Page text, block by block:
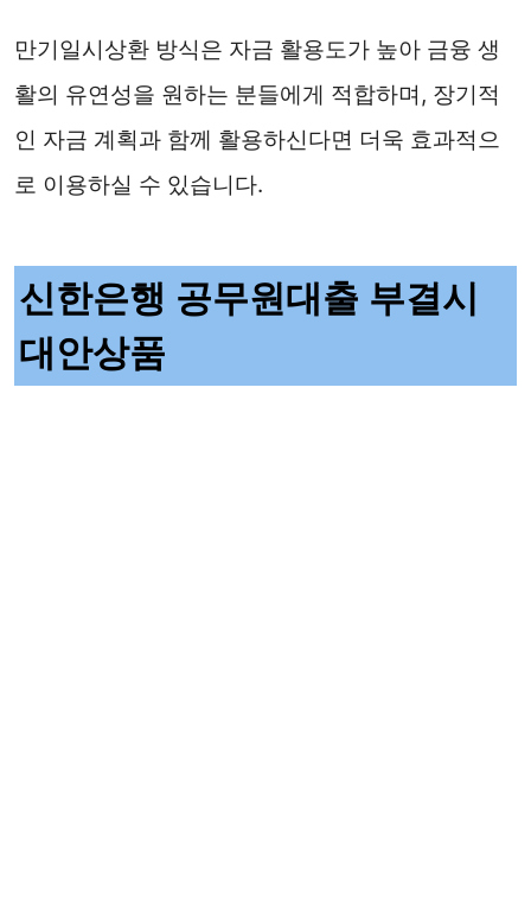
만기일시상환 방식은 자금 활용도가 높아 금융 생
활의 유연성을 원하는 분들에게 적합하며, 장기적
인 자금 계획과 함께 활용하신다면 더욱 효과적으
로 이용하실 수 있습니다.
신한은행 공무원대출 부결시
대안상품